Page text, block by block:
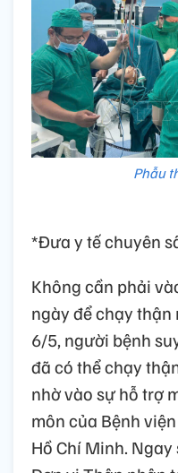
Phẫu
*Đưa y tế chuyên
Không cần phải
ngày để chạy
6/5, người bệnh
đã có thể chạy
nhờ vào sự hỗ trợ
môn của Bệnh
Hồ Chí Minh.